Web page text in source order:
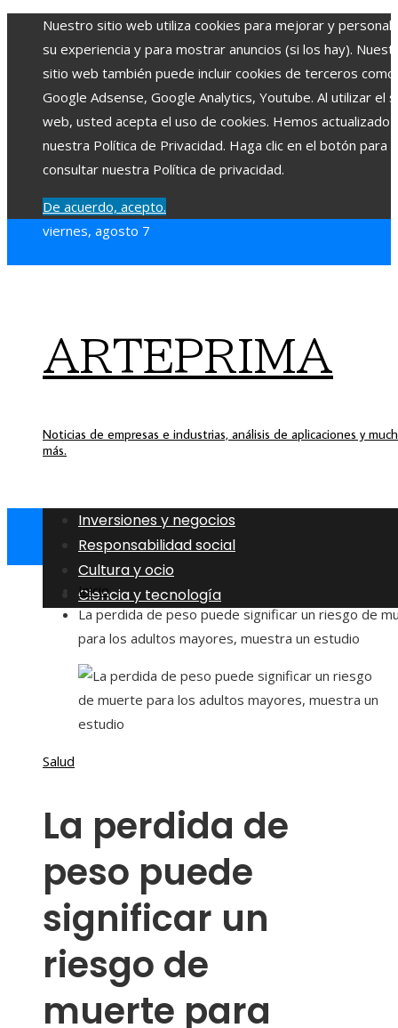
Nuestro sitio web utiliza cookies para mejorar y
su experiencia y para mostrar anuncios (si los hay).
sitio web también puede incluir cookies de terceros como
Google Adsense, Google Analytics, Youtube. Al utilizar el
web, usted acepta el uso de cookies. Hemos actualizado
nuestra Política de Privacidad. Haga clic en el botón para
consultar nuestra Política de privacidad.
De acuerdo, acepto.
viernes, agosto 7
ARTEPRIMA
Noticias de empresas e industrias, análisis de aplicaciones y
más.
Inversiones y negocios
Responsabilidad social
Cultura y ocio
Ciencia y tecnología
Inicio
La perdida de peso puede significar un riesgo de
para los adultos mayores, muestra un estudio
Salud
La perdida de
peso puede
significar un
riesgo de
muerte para